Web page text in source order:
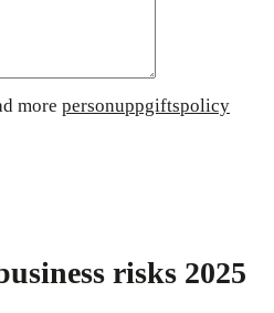
more personuppgiftspolicy
risks 2025